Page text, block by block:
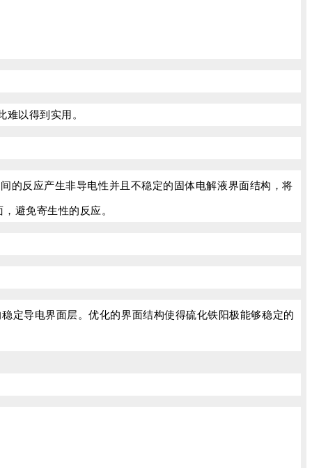
以得到实用。
的反应产生非导电性并且不稳定的固体电解液界面结构，将
避免寄生性的反应。
定导电界面层。优化的界面结构使得硫化铁阳极能够稳定的